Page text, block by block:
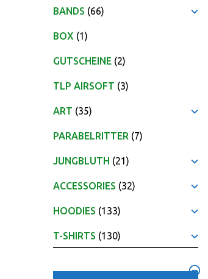
BANDS (66)
BOX (1)
GUTSCHEINE (2)
TLP AIRSOFT (3)
ART (35)
PARABELRITTER (7)
JUNGBLUTH (21)
ACCESSORIES (32)
HOODIES (133)
T-SHIRTS (130)